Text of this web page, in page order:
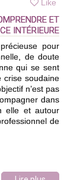
Like
ET
INTÉRIEURE
pour
de doute
qui se sent
crise soudaine
n’est pas
dans
elle et autour
de